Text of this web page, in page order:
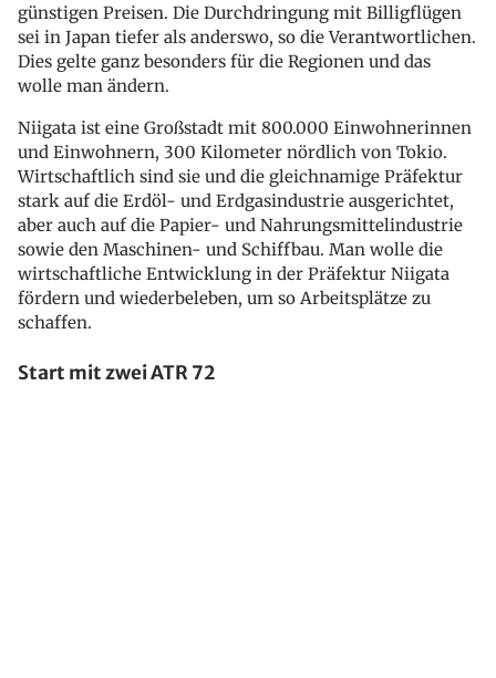
günstigen Preisen. Die Durchdringung mit Billigflügen
sei in Japan tiefer als anderswo, so die Verantwortlichen.
Dies gelte ganz besonders für die Regionen und das
wolle man ändern.
Niigata ist eine Großstadt mit 800.000 Einwohnerinnen
und Einwohnern, 300 Kilometer nördlich von Tokio.
Wirtschaftlich sind sie und die gleichnamige Präfektur
stark auf die Erdöl- und Erdgasindustrie ausgerichtet,
aber auch auf die Papier- und Nahrungsmittelindustrie
sowie den Maschinen- und Schiffbau. Man wolle die
wirtschaftliche Entwicklung in der Präfektur Niigata
fördern und wiederbeleben, um so Arbeitsplätze zu
schaffen.
Start mit zwei ATR 72